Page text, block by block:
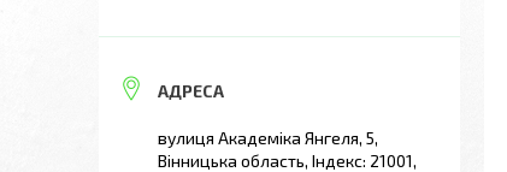
вулиця Академіка Янгеля, 5,
Вінницька область, Індекс: 21001,